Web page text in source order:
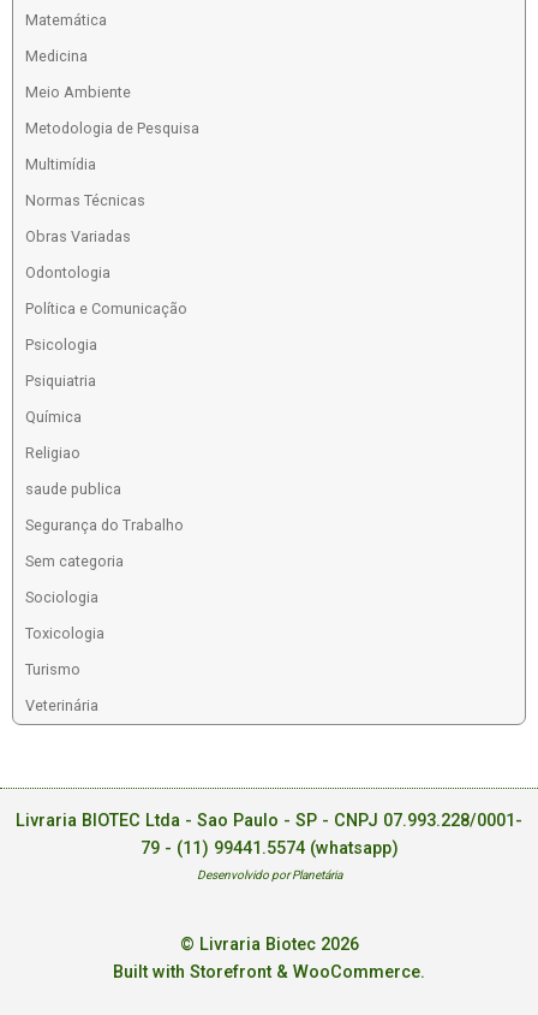
Matemática
Medicina
Meio Ambiente
Metodologia de Pesquisa
Multimídia
Normas Técnicas
Obras Variadas
Odontologia
Política e Comunicação
Psicologia
Psiquiatria
Química
Religiao
saude publica
Segurança do Trabalho
Sem categoria
Sociologia
Toxicologia
Turismo
Veterinária
Livraria BIOTEC Ltda - Sao Paulo - SP - CNPJ 07.993.228/0001-
79 - (11) 99441.5574 (whatsapp)
Desenvolvido por Planetária
© Livraria Biotec 2026
Built with Storefront & WooCommerce.